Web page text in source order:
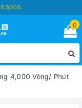
0
4,000 Vòng/ Phút